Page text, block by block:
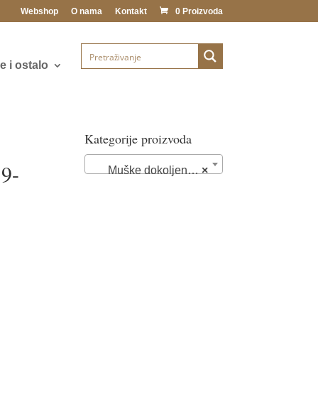
Webshop O nama Kontakt 0 Proizvoda
i ostalo
Kategorije proizvoda
×
Muške dokoljenke (2)